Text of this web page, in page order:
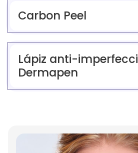
Carbon Peel
Lápiz anti-
Dermapen